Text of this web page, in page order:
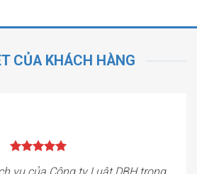
CỦA KHÁCH HÀNG